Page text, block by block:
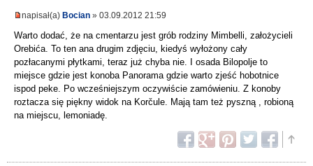
napisał(a) Bocian » 03.09.2012 21:59
Warto dodać, że na cmentarzu jest grób rodziny Mimbelli, założycieli
Orebića. To ten ana drugim zdjęciu, kiedyś wyłożony cały
pozłacanymi płytkami, teraz już chyba nie. I osada Bilopolje to
miejsce gdzie jest konoba Panorama gdzie warto zjeść hobotnice
ispod peke. Po wcześniejszym oczywiście zamówieniu. Z konoby
roztacza się piękny widok na Korčule. Mają tam też pyszną , robioną
na miejscu, lemoniadę.